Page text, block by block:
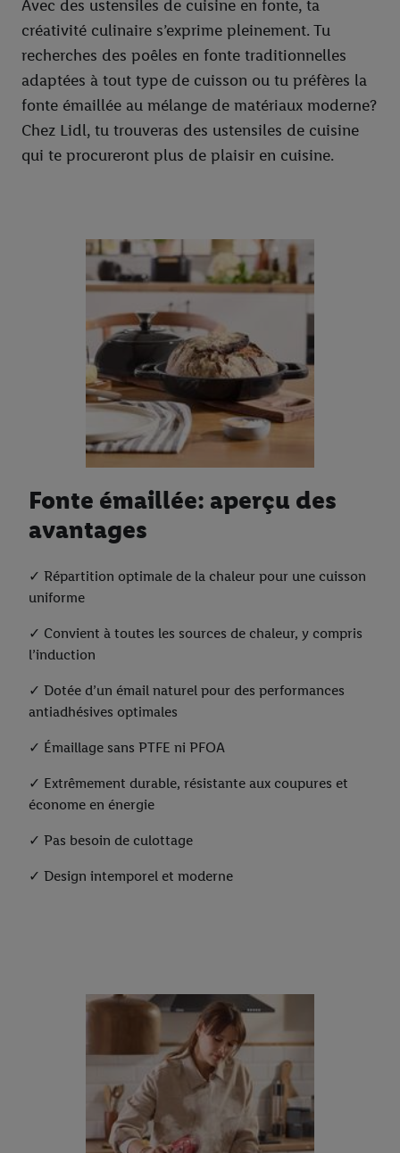
Avec des ustensiles de cuisine en fonte, ta
créativité culinaire s’exprime pleinement. Tu
recherches des poêles en fonte traditionnelles
adaptées à tout type de cuisson ou tu préfères la
fonte émaillée au mélange de matériaux moderne?
Chez Lidl, tu trouveras des ustensiles de cuisine
qui te procureront plus de plaisir en cuisine.
Fonte émaillée: aperçu des
avantages
✓ Répartition optimale de la chaleur pour une cuisson
uniforme
✓ Convient à toutes les sources de chaleur, y compris
l’induction
✓ Dotée d’un émail naturel pour des performances
antiadhésives optimales
✓ Émaillage sans PTFE ni PFOA
✓ Extrêmement durable, résistante aux coupures et
économe en énergie
✓ Pas besoin de culottage
✓ Design intemporel et moderne